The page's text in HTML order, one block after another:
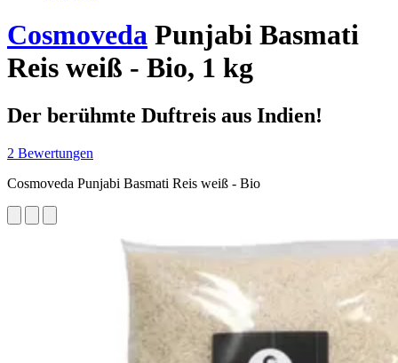
Cosmoveda Punjabi Basmati
Reis weiß - Bio, 1 kg
Der berühmte Duftreis aus Indien!
2 Bewertungen
Cosmoveda Punjabi Basmati Reis weiß - Bio